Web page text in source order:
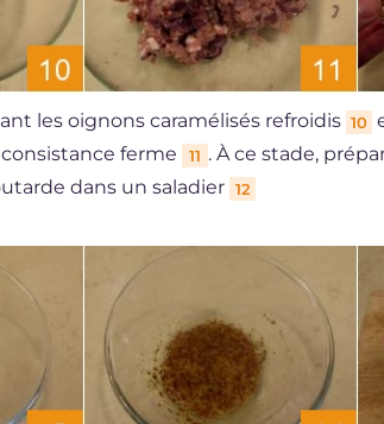
les oignons caramélisés refroidis 10
ferme
11 . À ce stade,
dans un saladier 12